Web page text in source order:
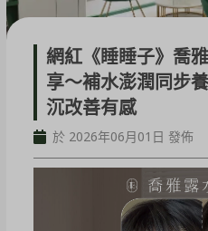
網紅《睡睡子》喬
享～補水澎潤同步
沉改善有感
於 2026年06月01日 發佈